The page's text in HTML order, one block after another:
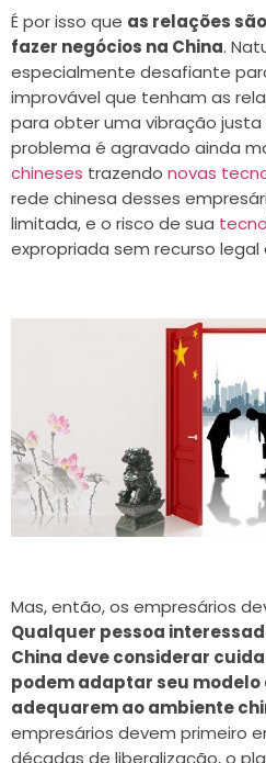
É por isso que as relações
fazer negócios na China.
especialmente desafiante
improvável que tenham as
para obter uma vibração justa
problema é agravado ainda
chineses trazendo novas
rede chinesa desses
limitada, e o risco de sua
expropriada sem recurso
Mas, então, os empresários
Qualquer pessoa
China deve considerar
podem adaptar seu modelo
adequarem ao ambiente
empresários devem primeiro
décadas de liberalização, o